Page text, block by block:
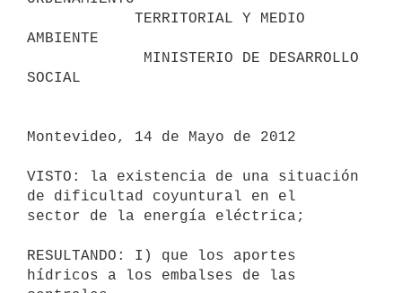
AMBIENTE
SOCIAL
Montevideo, 14 de Mayo de 2012
VISTO: la existencia de una situación
de dificultad coyuntural en el
sector de la energía eléctrica;
RESULTANDO: I) que los aportes
hídricos a los embalses de las